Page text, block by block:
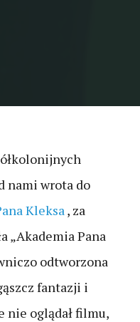
nami wrota do
Kleksa, za
„Akademia Pana
odtworzona
fantazji i
nie oglądał filmu,